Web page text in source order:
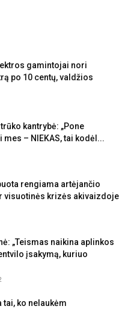
gamintojai nori
po 10 centų, valdžios
kantrybė: „Pone
mes – NIEKAS, tai kodėl...
rengiama artėjančio
visuotinės krizės akivaizdoje
„Teismas naikina aplinkos
įsakymą, kuriuo
tai, ko nelaukėm